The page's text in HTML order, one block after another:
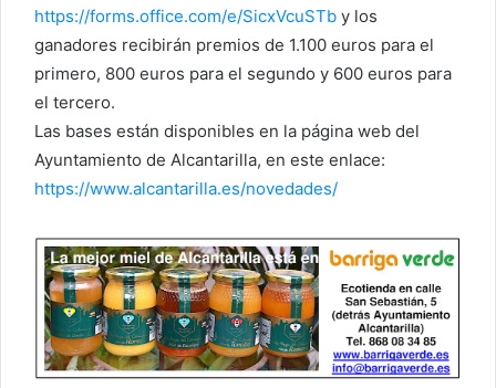
https://forms.office.com/e/SicxVcuSTb y los
ganadores recibirán premios de 1.100 euros para el
primero, 800 euros para el segundo y 600 euros para
el tercero.
Las bases están disponibles en la página web del
Ayuntamiento de Alcantarilla, en este enlace:
https://www.alcantarilla.es/novedades/